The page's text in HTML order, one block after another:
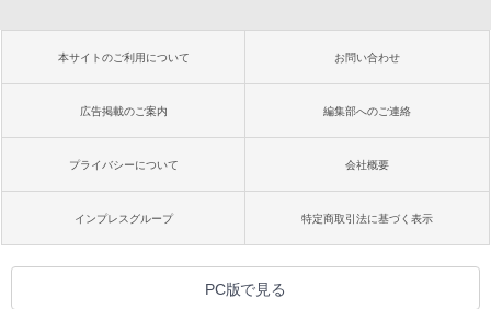
本サイトのご利用について お問い合わせ
広告掲載のご案内 編集部へのご連絡
プライバシーについて 会社概要
インプレスグループ 特定商取引法に基づく表示
PC版で見る